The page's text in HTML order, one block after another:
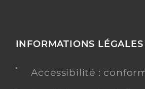
INFORMATIONS LÉGALES
Accessibilité :